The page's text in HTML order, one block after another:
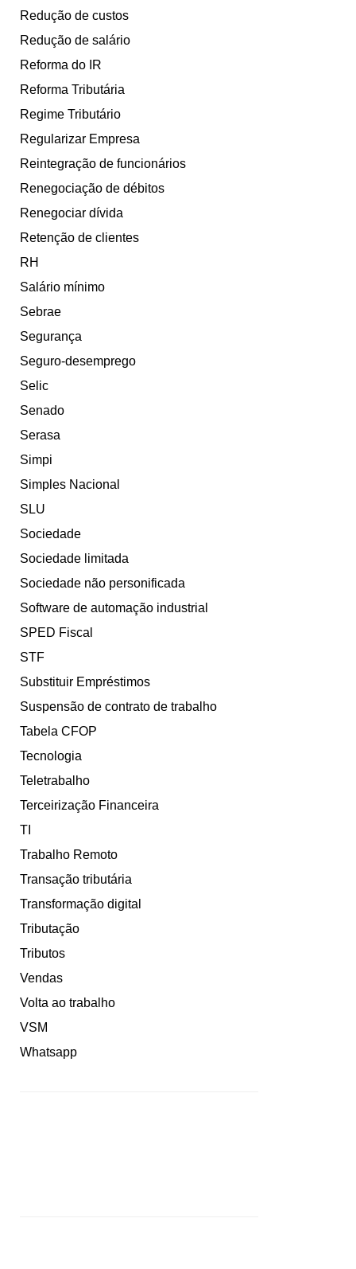
Redução de custos
Redução de salário
Reforma do IR
Reforma Tributária
Regime Tributário
Regularizar Empresa
Reintegração de funcionários
Renegociação de débitos
Renegociar dívida
Retenção de clientes
RH
Salário mínimo
Sebrae
Segurança
Seguro-desemprego
Selic
Senado
Serasa
Simpi
Simples Nacional
SLU
Sociedade
Sociedade limitada
Sociedade não personificada
Software de automação industrial
SPED Fiscal
STF
Substituir Empréstimos
Suspensão de contrato de trabalho
Tabela CFOP
Tecnologia
Teletrabalho
Terceirização Financeira
TI
Trabalho Remoto
Transação tributária
Transformação digital
Tributação
Tributos
Vendas
Volta ao trabalho
VSM
Whatsapp